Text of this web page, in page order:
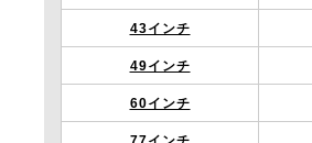
43インチ
49インチ
60インチ